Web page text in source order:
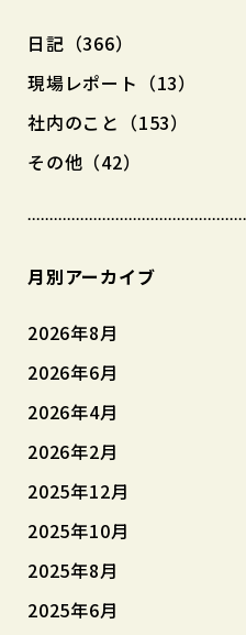
日記（366）
現場レポート（13）
社内のこと（153）
その他（42）
月別アーカイブ
2026年8月
2026年6月
2026年4月
2026年2月
2025年12月
2025年10月
2025年8月
2025年6月